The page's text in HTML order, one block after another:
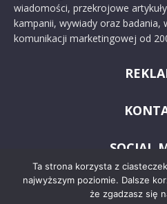
wiadomości, przekrojowe
kampanii, wywiady oraz badania,
komunikacji marketingowej od
SOCIAL
Ta strona korzysta z
najwyższym poziomie. Dalsze
że zgadzasz się